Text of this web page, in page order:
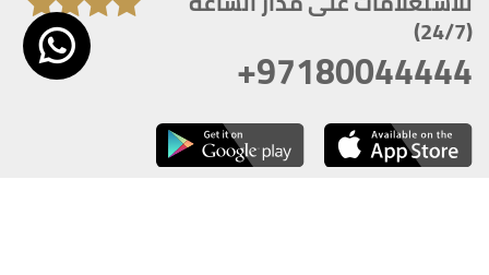
(24/7)
+97180044444